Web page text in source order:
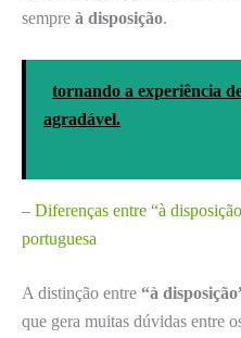
sempre à disposição.
tornando a experiência
agradável.
– Diferenças entre “à
portuguesa
A distinção entre “à
que gera muitas dúvidas entre